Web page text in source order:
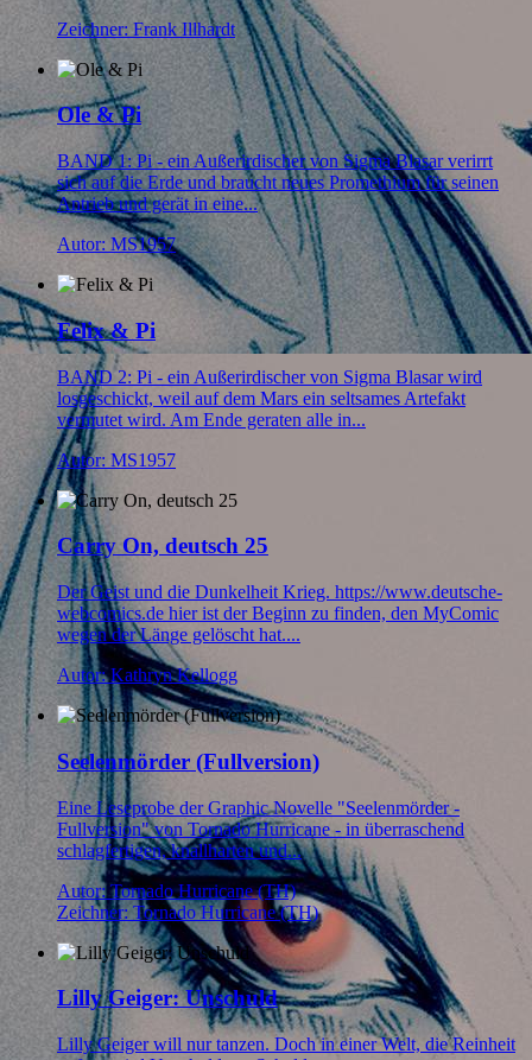
Zeichner: Frank Illhardt
Ole & Pi
BAND 1: Pi - ein Außerirdischer von Sigma Blasar verirrt
sich auf die Erde und braucht neues Promethium für seinen
Antrieb und gerät in eine...
Autor: MS1957
Felix & Pi
BAND 2: Pi - ein Außerirdischer von Sigma Blasar wird
losgeschickt, weil auf dem Mars ein seltsames Artefakt
vermutet wird. Am Ende geraten alle in...
Autor: MS1957
Carry On, deutsch 25
Der Geist und die Dunkelheit Krieg. https://www.deutsche-
webcomics.de hier ist der Beginn zu finden, den MyComic
wegen der Länge gelöscht hat....
Autor: Kathryn Kellogg
Seelenmörder (Fullversion)
Eine Leseprobe der Graphic Novelle "Seelenmörder -
Fullversion" von Tornado Hurricane - in überraschend
schlagfertigen, knallharten und...
Autor: Tornado Hurricane (TH)
Zeichner: Tornado Hurricane (TH)
Lilly Geiger: Unschuld
Lilly Geiger will nur tanzen. Doch in einer Welt, die Reinheit